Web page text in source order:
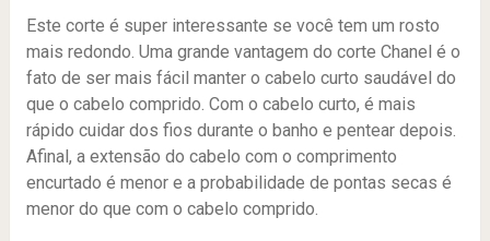
Este corte é super interessante se você tem um rosto
mais redondo. Uma grande vantagem do corte Chanel é o
fato de ser mais fácil manter o cabelo curto saudável do
que o cabelo comprido. Com o cabelo curto, é mais
rápido cuidar dos fios durante o banho e pentear depois.
Afinal, a extensão do cabelo com o comprimento
encurtado é menor e a probabilidade de pontas secas é
menor do que com o cabelo comprido.